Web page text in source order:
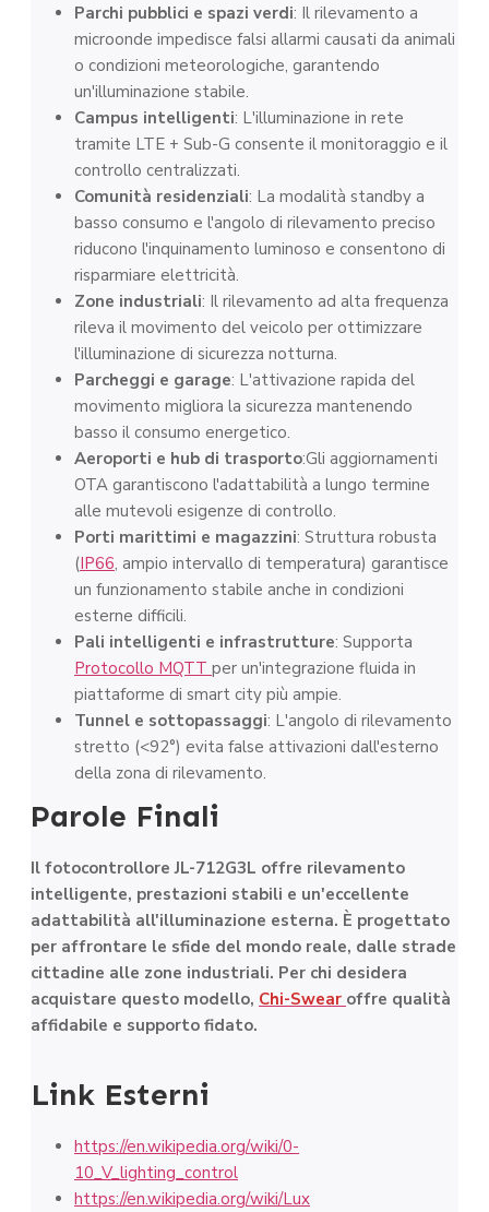
Parchi pubblici e spazi verdi: Il rilevamento a
microonde impedisce falsi allarmi causati da animali
o condizioni meteorologiche, garantendo
un'illuminazione stabile.
Campus intelligenti: L'illuminazione in rete
tramite LTE + Sub-G consente il monitoraggio e il
controllo centralizzati.
Comunità residenziali: La modalità standby a
basso consumo e l'angolo di rilevamento preciso
riducono l'inquinamento luminoso e consentono di
risparmiare elettricità.
Zone industriali: Il rilevamento ad alta frequenza
rileva il movimento del veicolo per ottimizzare
l'illuminazione di sicurezza notturna.
Parcheggi e garage: L'attivazione rapida del
movimento migliora la sicurezza mantenendo
basso il consumo energetico.
Aeroporti e hub di trasporto:Gli aggiornamenti
OTA garantiscono l'adattabilità a lungo termine
alle mutevoli esigenze di controllo.
Porti marittimi e magazzini: Struttura robusta
(IP66, ampio intervallo di temperatura) garantisce
un funzionamento stabile anche in condizioni
esterne difficili.
Pali intelligenti e infrastrutture: Supporta
Protocollo MQTT per un'integrazione fluida in
piattaforme di smart city più ampie.
Tunnel e sottopassaggi: L'angolo di rilevamento
stretto (<92°) evita false attivazioni dall'esterno
della zona di rilevamento.
Parole Finali
Il fotocontrollore JL-712G3L offre rilevamento
intelligente, prestazioni stabili e un'eccellente
adattabilità all'illuminazione esterna. È progettato
per affrontare le sfide del mondo reale, dalle strade
cittadine alle zone industriali. Per chi desidera
acquistare questo modello, Chi-Swear offre qualità
affidabile e supporto fidato.
Link Esterni
https://en.wikipedia.org/wiki/0-
10_V_lighting_control
https://en.wikipedia.org/wiki/Lux